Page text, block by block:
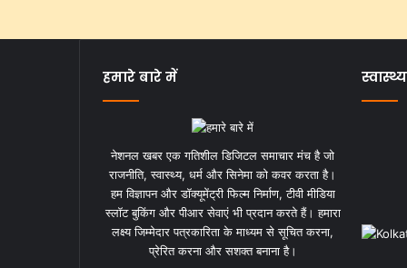
हमारे बारे में
नेशनल खबर एक गतिशील डिजिटल समाचार मंच है जो
राजनीति, स्वास्थ्य, धर्म और सिनेमा को कवर करता है।
हम विज्ञापन और डॉक्यूमेंट्री फिल्म निर्माण, टीवी मीडिया
स्लॉट बुकिंग और पीआर सेवाएं भी प्रदान करते हैं। हमारा
लक्ष्य जिम्मेदार पत्रकारिता के माध्यम से सूचित करना,
प्रेरित करना और सशक्त बनाना है।
स्वास्थ्य